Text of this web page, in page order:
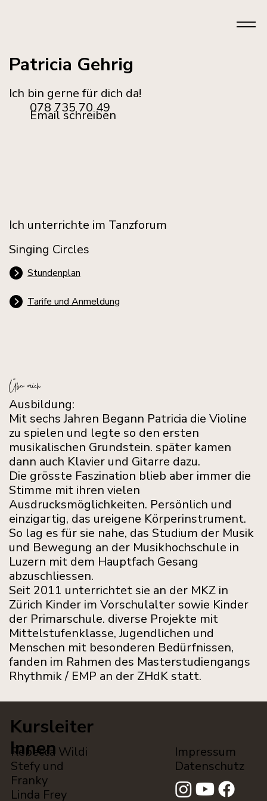
Patricia Gehrig
Ich bin gerne für dich da!
078 735 70 49
Email schreiben
Ich unterrichte im Tanzforum
Singing Circles
Stundenplan
Tarife und Anmeldung
Über mich
Ausbildung:
Mit sechs Jahren Begann Patricia die Violine
zu spielen und legte so den ersten
musikalischen Grundstein. später kamen
dann auch Klavier und Gitarre dazu.
Die grösste Faszination blieb aber immer die
Stimme mit ihren vielen
Ausdrucksmöglichkeiten. Persönlich und
einzigartig, das ureigene Körperinstrument.
So lag es für sie nahe, das Studium der Musik
und Bewegung an der Musikhochschule in
Luzern mit dem Hauptfach Gesang
abzuschliessen.
Seit 2011 unterrichtet sie an der MKZ in
Zürich Kinder im Vorschulalter sowie Kinder
der Primarschule. diverse Projekte mit
Mittelstufenklasse, Jugendlichen und
Menschen mit besonderen Bedürfnissen,
fanden im Rahmen des Masterstudiengangs
Rhythmik / EMP an der ZHdK statt.
Kursleiter
Innen
Rebecca Wildi
Stefy und
Franky
Linda Frey
Impressum
Datenschutz